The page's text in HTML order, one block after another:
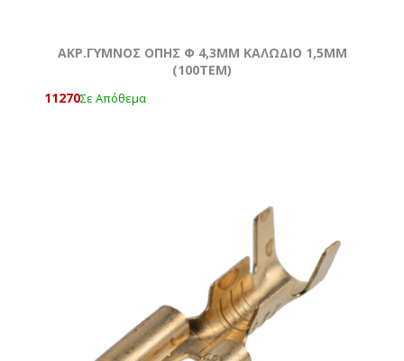
ΑΚΡ.ΓΥΜΝΟΣ ΟΠΗΣ Φ 4,3MM ΚΑΛΩΔΙΟ 1,5ΜΜ
(100ΤΕΜ)
11270Σε Απόθεμα